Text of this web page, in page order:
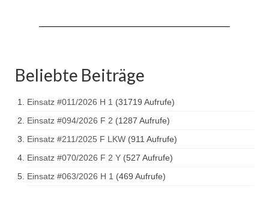
Tanklöschfahrzeug TLF 16/24 Tr
Gerätewagen Gefahrgut GW-G
Kleinalarmfahrzeug KLAF
Kommandowagen KdoW
Beliebte Beiträge
Einsatz #011/2026 H 1 (31719 Aufrufe)
Einsatz #094/2026 F 2 (1287 Aufrufe)
Einsatz #211/2025 F LKW (911 Aufrufe)
Einsatz #070/2026 F 2 Y (527 Aufrufe)
Einsatz #063/2026 H 1 (469 Aufrufe)